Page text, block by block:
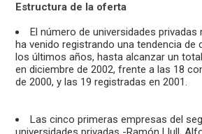
Estructura de la oferta
El número de universidades
ha venido registrando una tendencia de
los últimos años, hasta alcanzar un
en diciembre de 2002, frente a las 18
de 2000, y las 19 registradas en 2001.
Las cinco primeras empresas del